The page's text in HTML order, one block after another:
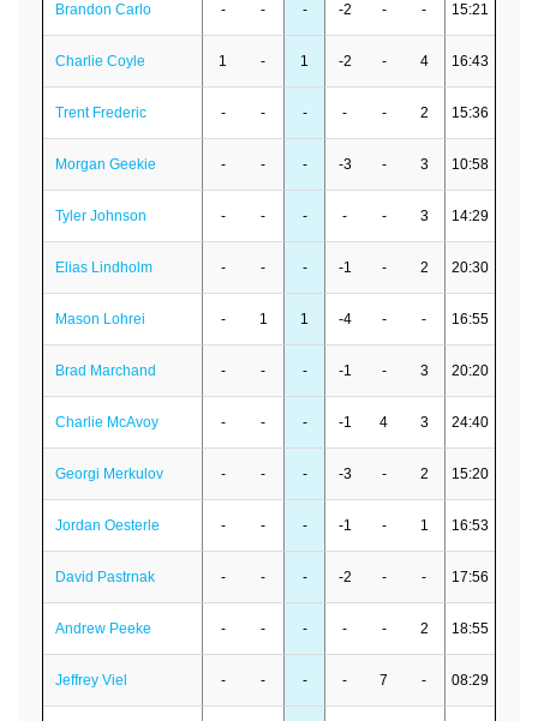
Brandon Carlo - - - -2 - - 15:21
Charlie Coyle 1 - 1 -2 - 4 16:43
Trent Frederic - - - - - 2 15:36
Morgan Geekie - - - -3 - 3 10:58
Tyler Johnson - - - - - 3 14:29
Elias Lindholm - - - -1 - 2 20:30
Mason Lohrei - 1 1 -4 - - 16:55
Brad Marchand - - - -1 - 3 20:20
Charlie McAvoy - - - -1 4 3 24:40
Georgi Merkulov - - - -3 - 2 15:20
Jordan Oesterle - - - -1 - 1 16:53
David Pastrnak - - - -2 - - 17:56
Andrew Peeke - - - - - 2 18:55
Jeffrey Viel - - - - 7 - 08:29